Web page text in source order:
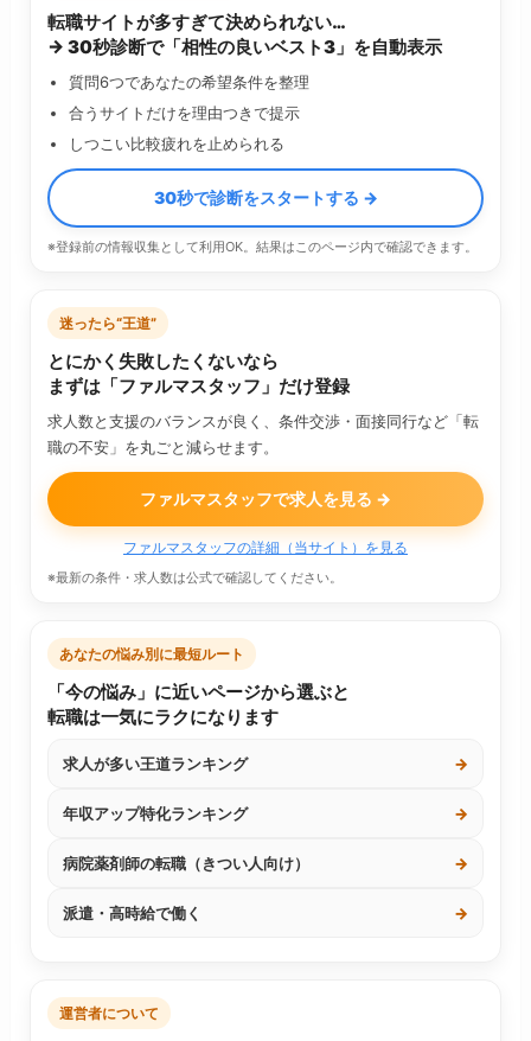
転職サイトが多すぎて決められない…
→ 30秒診断で「相性の良いベスト3」を自動表示
質問6つであなたの希望条件を整理
合うサイトだけを理由つきで提示
しつこい比較疲れを止められる
30秒で診断をスタートする →
※登録前の情報収集として利用OK。結果はこのページ内で確認できます。
迷ったら“王道”
とにかく失敗したくないなら
まずは「ファルマスタッフ」だけ登録
求人数と支援のバランスが良く、条件交渉・面接同行など「転
職の不安」を丸ごと減らせます。
ファルマスタッフで求人を見る →
ファルマスタッフの詳細（当サイト）を見る
※最新の条件・求人数は公式で確認してください。
あなたの悩み別に最短ルート
「今の悩み」に近いページから選ぶと
転職は一気にラクになります
求人が多い王道ランキング →
年収アップ特化ランキング →
病院薬剤師の転職（きつい人向け） →
派遣・高時給で働く →
運営者について